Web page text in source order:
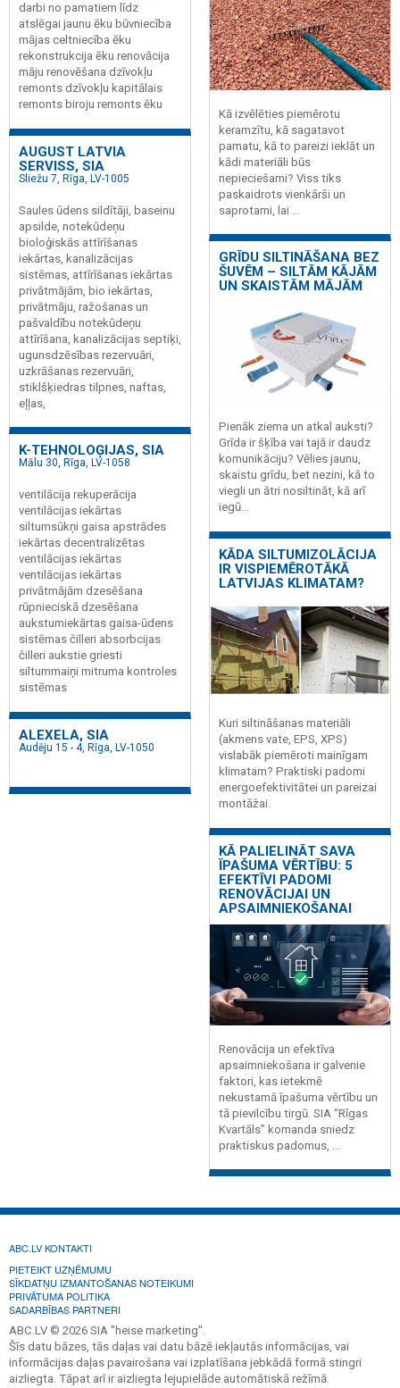
darbi no pamatiem līdz
atslēgai jaunu ēku būvniecība
mājas celtniecība ēku
rekonstrukcija ēku renovācija
māju renovēšana dzīvokļu
remonts dzīvokļu kapitālais
remonts biroju remonts ēku
AUGUST LATVIA
SERVISS, SIA
Sliežu 7, Rīga, LV-1005
Saules ūdens sildītāji, baseinu
apsilde, notekūdeņu
bioloģiskās attīrīšanas
iekārtas, kanalizācijas
sistēmas, attīrīšanas iekārtas
privātmājām, bio iekārtas,
privātmāju, ražošanas un
pašvaldību notekūdeņu
attīrīšana, kanalizācijas septiķi,
ugunsdzēsības rezervuāri,
uzkrāšanas rezervuāri,
stiklšķiedras tilpnes, naftas,
eļļas,
K-TEHNOLOĢIJAS, SIA
Mālu 30, Rīga, LV-1058
ventilācija rekuperācija
ventilācijas iekārtas
siltumsūkņi gaisa apstrādes
iekārtas decentralizētas
ventilācijas iekārtas
ventilācijas iekārtas
privātmājām dzesēšana
rūpnieciskā dzesēšana
aukstumiekārtas gaisa-ūdens
sistēmas čilleri absorbcijas
čilleri aukstie griesti
siltummaiņi mitruma kontroles
sistēmas
ALEXELA, SIA
Audēju 15 - 4, Rīga, LV-1050
Kā izvēlēties piemērotu
keramzītu, kā sagatavot
pamatu, kā to pareizi ieklāt un
kādi materiāli būs
nepieciešami? Viss tiks
paskaidrots vienkārši un
saprotami, lai ...
GRĪDU SILTINĀŠANA BEZ
ŠUVĒM – SILTĀM KĀJĀM
UN SKAISTĀM MĀJĀM
Pienāk ziema un atkal auksti?
Grīda ir šķība vai tajā ir daudz
komunikāciju? Vēlies jaunu,
skaistu grīdu, bet nezini, kā to
viegli un ātri nosiltināt, kā arī
iegū...
KĀDA SILTUMIZOLĀCIJA
IR VISPIEMĒROTĀKĀ
LATVIJAS KLIMATAM?
Kuri siltināšanas materiāli
(akmens vate, EPS, XPS)
vislabāk piemēroti mainīgam
klimatam? Praktiski padomi
energoefektivitātei un pareizai
montāžai.
KĀ PALIELINĀT SAVA
ĪPAŠUMA VĒRTĪBU: 5
EFEKTĪVI PADOMI
RENOVĀCIJAI UN
APSAIMNIEKOŠANAI
Renovācija un efektīva
apsaimniekošana ir galvenie
faktori, kas ietekmē
nekustamā īpašuma vērtību un
tā pievilcību tirgū. SIA “Rīgas
Kvartāls” komanda sniedz
praktiskus padomus, ...
ABC.LV KONTAKTI
PIETEIKT UZŅĒMUMU
SĪKDATŅU IZMANTOŠANAS NOTEIKUMI
PRIVĀTUMA POLITIKA
SADARBĪBAS PARTNERI
ABC.LV © 2026 SIA "heise marketing".
Šīs datu bāzes, tās daļas vai datu bāzē iekļautās informācijas, vai
informācijas daļas pavairošana vai izplatīšana jebkādā formā stingri
aizliegta. Tāpat arī ir aizliegta lejupielāde automātiskā režīmā.